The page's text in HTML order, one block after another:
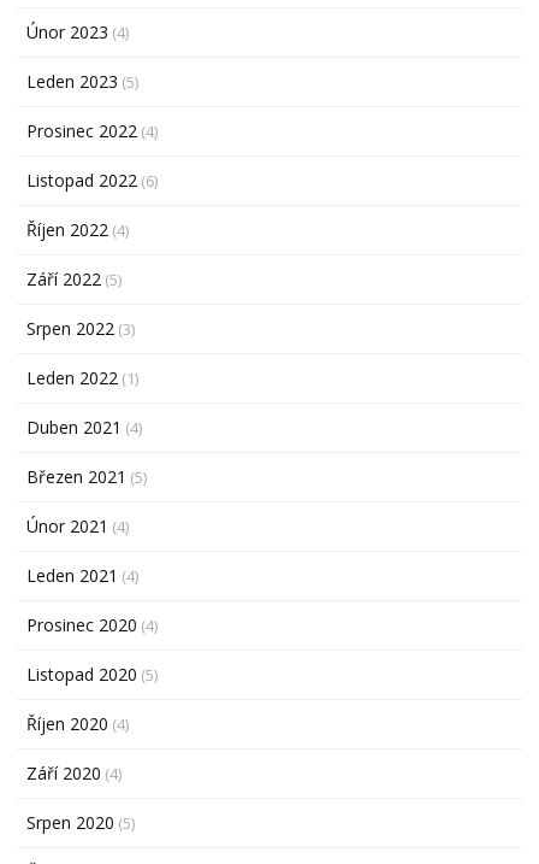
Únor 2023 (4)
Leden 2023 (5)
Prosinec 2022 (4)
Listopad 2022 (6)
Říjen 2022 (4)
Září 2022 (5)
Srpen 2022 (3)
Leden 2022 (1)
Duben 2021 (4)
Březen 2021 (5)
Únor 2021 (4)
Leden 2021 (4)
Prosinec 2020 (4)
Listopad 2020 (5)
Říjen 2020 (4)
Září 2020 (4)
Srpen 2020 (5)